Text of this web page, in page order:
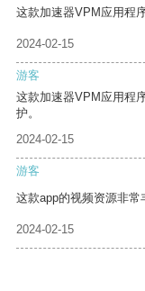
这款加速器VPM应用程
2024-02-15
游客
这款加速器VPM应用程
护。
2024-02-15
游客
这款app的视频资源非常
2024-02-15